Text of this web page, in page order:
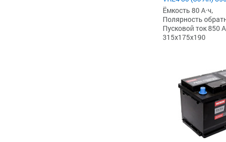
Ёмкость 80 А·ч,
Полярность
Пусковой ток 850
315x175x190